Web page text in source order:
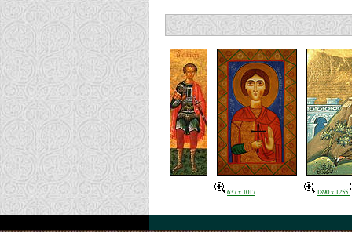
637 x 1017 1890 x 1255